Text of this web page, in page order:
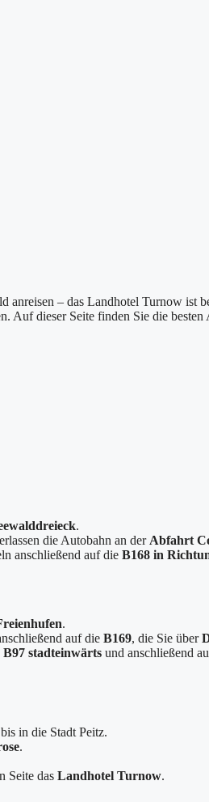
anreisen – das Landhotel Turnow
Auf dieser Seite finden Sie die
.
die Autobahn an der Abfahrt
anschließend auf die B168 in
.
auf die B169, die Sie über
B97 stadteinwärts und anschließend
bis in die Stadt Peitz.
.
Seite das Landhotel Turnow.